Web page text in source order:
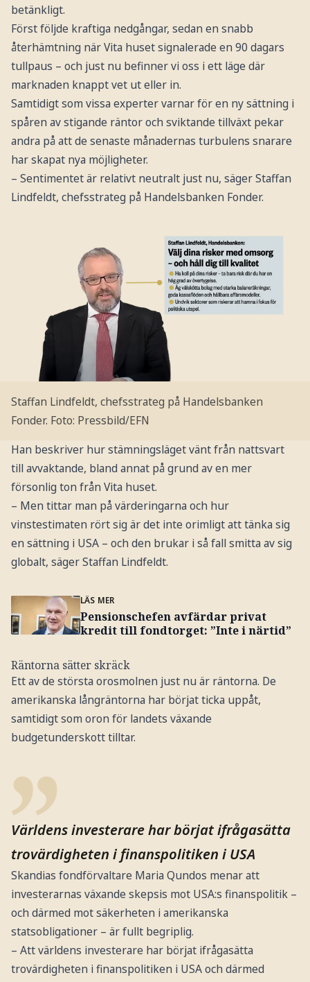
betänkligt.
Först följde kraftiga nedgångar, sedan en snabb
återhämtning när Vita huset signalerade en 90 dagars
tullpaus – och just nu befinner vi oss i ett läge där
marknaden knappt vet ut eller in.
Samtidigt som vissa experter varnar för en ny sättning i
spåren av stigande räntor och sviktande tillväxt pekar
andra på att de senaste månadernas turbulens snarare
har skapat nya möjligheter.
– Sentimentet är relativt neutralt just nu, säger Staffan
Lindfeldt, chefsstrateg på Handelsbanken Fonder.
Staffan Lindfeldt, chefsstrateg på Handelsbanken
Fonder. Foto: Pressbild/EFN
Han beskriver hur stämningsläget vänt från nattsvart
till avvaktande, bland annat på grund av en mer
försonlig ton från Vita huset.
– Men tittar man på värderingarna och hur
vinstestimaten rört sig är det inte orimligt att tänka sig
en sättning i USA – och den brukar i så fall smitta av sig
globalt, säger Staffan Lindfeldt.
LÄS MER
Pensionschefen avfärdar privat
kredit till fondtorget: ”Inte i närtid”
Räntorna sätter skräck
Ett av de största orosmolnen just nu är räntorna. De
amerikanska långräntorna har börjat ticka uppåt,
samtidigt som oron för landets växande
budgetunderskott tilltar.
Världens investerare har börjat ifrågasätta
trovärdigheten i finanspolitiken i USA
Skandias fondförvaltare Maria Qundos menar att
investerarnas växande skepsis mot USA:s finanspolitik –
och därmed mot säkerheten i amerikanska
statsobligationer – är fullt begriplig.
– Att världens investerare har börjat ifrågasätta
trovärdigheten i finanspolitiken i USA och därmed